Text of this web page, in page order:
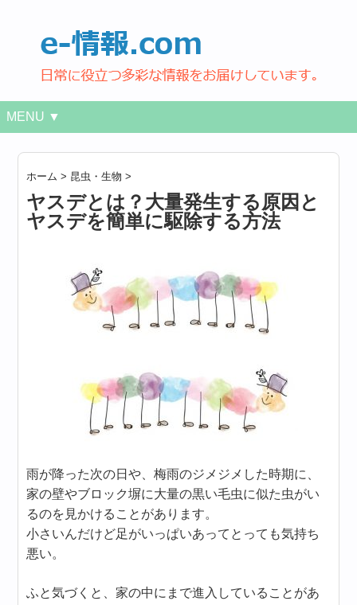
MENU ▼
ホーム > 昆虫・生物 >
ヤスデとは？大量発生する原因と
ヤスデを簡単に駆除する方法
雨が降った次の日や、梅雨のジメジメした時期に、
家の壁やブロック塀に大量の黒い毛虫に似た虫がい
るのを見かけることがあります。
小さいんだけど足がいっぱいあってとっても気持ち
悪い。
ふと気づくと、家の中にまで進入していることがあ